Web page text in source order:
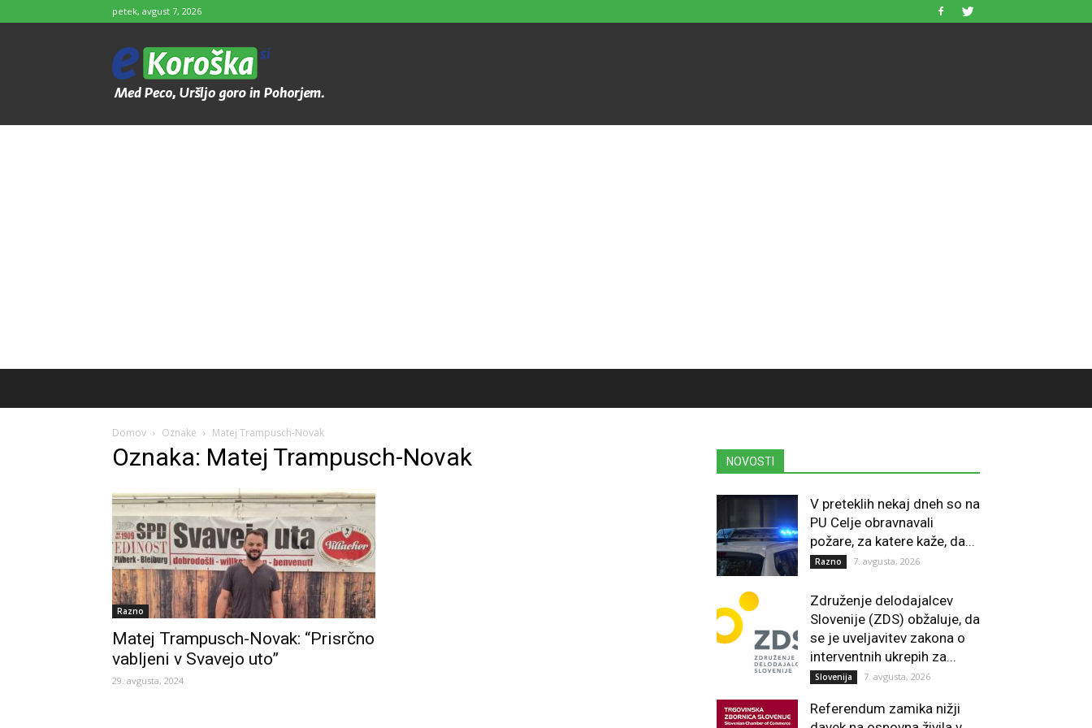
petek, avgust 7, 2026
e-
Koroška
Domov Oznake Matej Trampusch-Novak
Oznaka: Matej Trampusch-Novak
Razno
Matej Trampusch-Novak: “Prisrčno
vabljeni v Svavejo uto”
29. avgusta, 2024
NOVOSTI
V preteklih nekaj dneh so na
PU Celje obravnavali
požare, za katere kaže, da...
Razno 7. avgusta, 2026
Združenje delodajalcev
Slovenije (ZDS) obžaluje, da
se je uveljavitev zakona o
interventnih ukrepih za...
Slovenija 7. avgusta, 2026
Referendum zamika nižji